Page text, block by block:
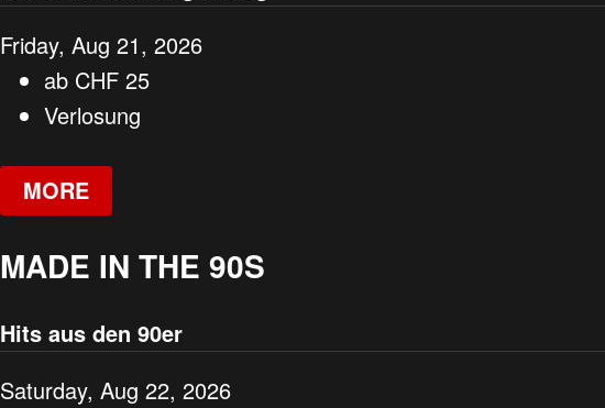
Friday, Aug 21, 2026
ab CHF 25
Verlosung
MORE
MADE IN THE 90S
Hits aus den 90er
Saturday, Aug 22, 2026